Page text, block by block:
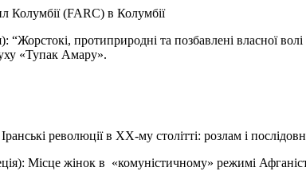
Колумбії (FARC) в Колумбії
протиприродні та позбавлені власної волі
«Тупак Амару».
революції в ХХ-му столітті: розлам і
Місце жінок в «комуністичному» режимі